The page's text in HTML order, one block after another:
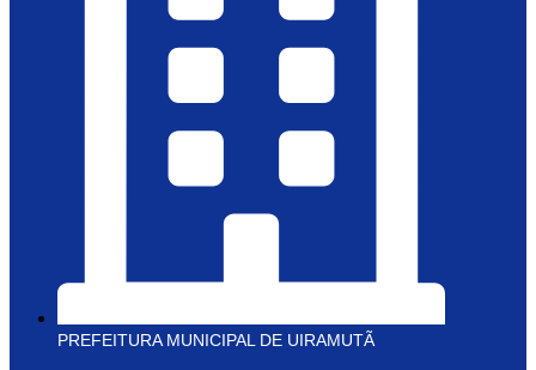
PREFEITURA MUNICIPAL DE UIRAMUTÃ